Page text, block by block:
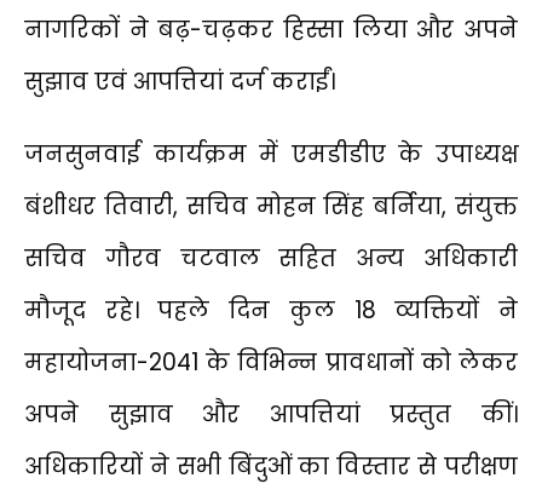
नागरिकों ने बढ़-चढ़कर हिस्सा लिया और अपने
सुझाव एवं आपत्तियां दर्ज कराईं।
जनसुनवाई कार्यक्रम में एमडीडीए के उपाध्यक्ष
बंशीधर तिवारी, सचिव मोहन सिंह बर्निया, संयुक्त
सचिव गौरव चटवाल सहित अन्य अधिकारी
मौजूद रहे। पहले दिन कुल 18 व्यक्तियों ने
महायोजना-2041 के विभिन्न प्रावधानों को लेकर
अपने सुझाव और आपत्तियां प्रस्तुत कीं।
अधिकारियों ने सभी बिंदुओं का विस्तार से परीक्षण